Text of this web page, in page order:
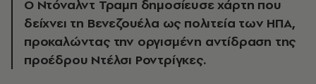
Ο Ντόναλντ Τραμπ δημοσίευσε χάρτη που
δείχνει τη Βενεζουέλα ως πολιτεία των ΗΠΑ,
προκαλώντας την οργισμένη αντίδραση της
προέδρου Ντέλσι Ροντρίγκες.